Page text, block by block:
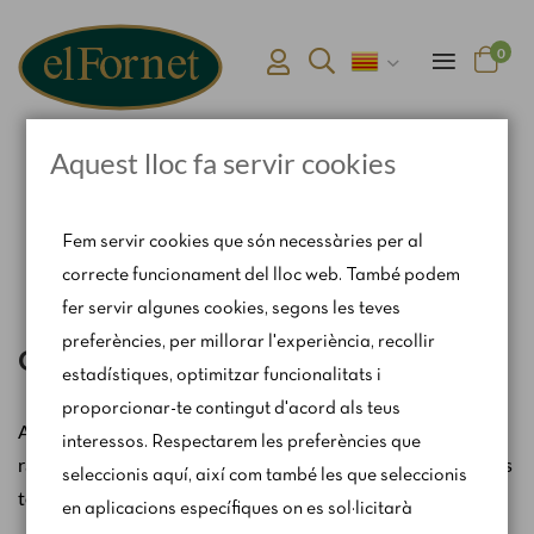
0
Crea una nova compte
Al crear un compte tens molts beneficis: comprar més
ràpidament, gestionar més d'una adreça, fer seguiment de les
teves comandes, …
Aquest lloc fa servir cookies
Fem servir cookies que són necessàries per al
correcte funcionament del lloc web. També podem
fer servir algunes cookies, segons les teves
preferències, per millorar l'experiència, recollir
estadístiques, optimitzar funcionalitats i
proporcionar-te contingut d'acord als teus
interessos. Respectarem les preferències que
seleccionis aquí, així com també les que seleccionis
en aplicacions específiques on es sol·licitarà